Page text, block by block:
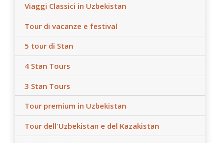
Viaggi Classici in Uzbekistan
Tour di vacanze e festival
5 tour di Stan
4 Stan Tours
3 Stan Tours
Tour premium in Uzbekistan
Tour dell'Uzbekistan e del Kazakistan